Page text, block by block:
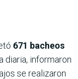
671 bacheos
diaria, informaron
se realizaron